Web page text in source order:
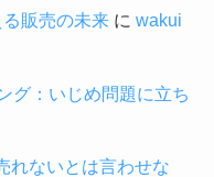
販売の未来に wakui
：いじめ問題に立ち
れないとは言わせな